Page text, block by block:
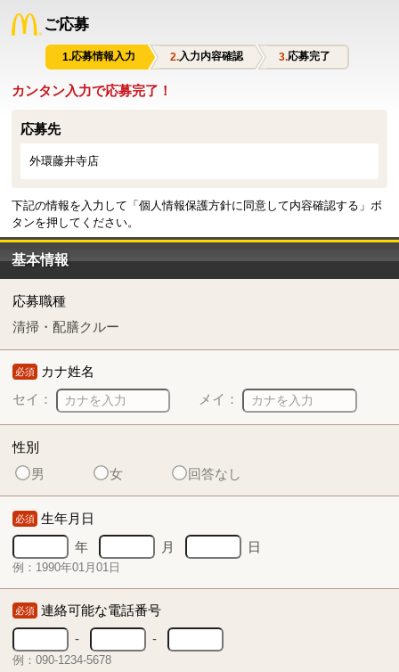
ご応募
応募情報入力 入力内容確認 応募完了
カンタン入力で応募完了！
応募先
外環藤井寺店
下記の情報を入力して「個人情報保護方針に同意して内容確認する」ボ
タンを押してください。
基本情報
応募職種
清掃・配膳クルー
必須 カナ姓名
セイ：
メイ：
性別
男
女 回答なし
必須 生年月日
年
月 日
例：1990年01月01日
必須 連絡可能な電話番号
-
-
例：090-1234-5678